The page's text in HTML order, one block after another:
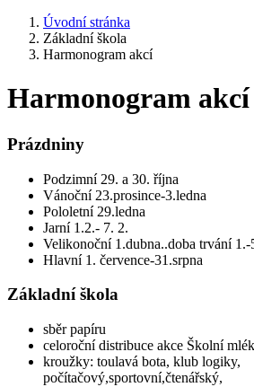
Úvodní stránka
Základní škola
Harmonogram akcí
Harmonogram akcí
Prázdniny
Podzimní 29. a 30. října
Vánoční 23.prosince-3.ledna
Pololetní 29.ledna
Jarní 1.2.- 7. 2.
Velikonoční 1.dubna..doba trvání 1.-
Hlavní 1. července-31.srpna
Základní škola
sběr papíru
celoroční distribuce akce Školní
kroužky: toulavá bota, klub logiky,
počítačový,sportovní,čtenářský,